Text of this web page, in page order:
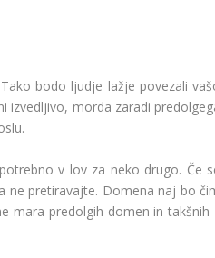
bodo ljudje lažje povezali
izvedljivo, morda zaradi
v lov za neko drugo. Če
ne pretiravajte. Domena naj bo
mara predolgih domen in takšnih